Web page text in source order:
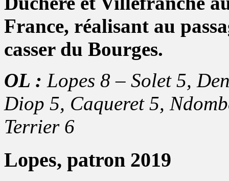
France, réalisant au
casser du Bourges.
OL : Lopes 8 – Solet 5,
Diop 5, Caqueret 5,
Terrier 6
Lopes, patron 2019